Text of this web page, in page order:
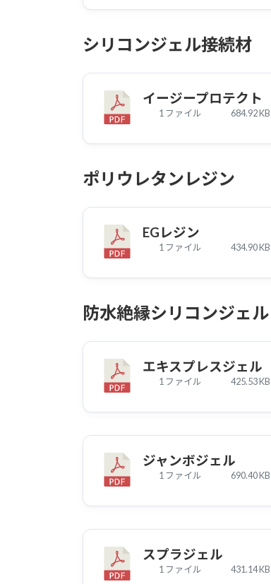
シリコンジェル接続材
イージープロテクト
1 ファイル 684.92 KB
ポリウレタンレジン
EGレジン
1 ファイル 434.90 KB
防水絶縁シリコンジェル
エキスプレスジェル
1 ファイル 425.53 KB
ジャンボジェル
1 ファイル 690.40 KB
スプラジェル
1 ファイル 431.14 KB